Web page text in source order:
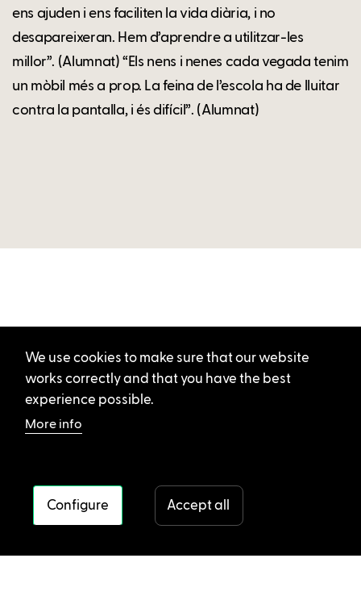
ens ajuden i ens faciliten la vida diària, i no
desapareixeran. Hem d’aprendre a utilitzar-les
millor”. (Alumnat) “Els nens i nenes cada vegada tenim
un mòbil més a prop. La feina de l’escola ha de lluitar
contra la pantalla, i és difícil”. (Alumnat)
We use cookies to make sure that our website
works correctly and that you have the best
experience possible.
More info
Configure Accept all